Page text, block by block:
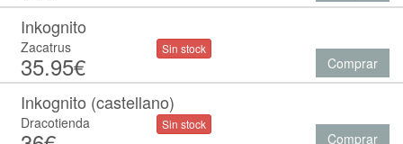
Inkognito
Zacatrus
35.95€
Sin stock
Comprar
Inkognito (castellano)
Dracotienda Sin stock
Comprar